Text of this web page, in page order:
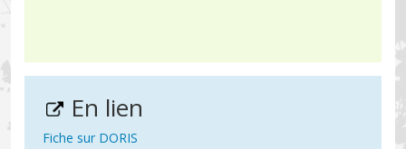
En lien
Fiche sur DORIS